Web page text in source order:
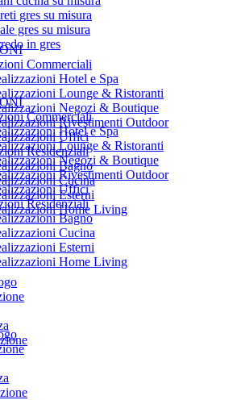
gres su misura
gres su misura
in gres
Commerciali
Hotel e Spa
Lounge & Ristoranti
Negozi & Boutique
Rivestimenti Outdoor
Uffici
Residenziali
Bagno
Cucina
Esterni
Home Living
Commerciali
Hotel e Spa
Lounge & Ristoranti
Negozi & Boutique
Rivestimenti Outdoor
Uffici
Residenziali
Bagno
Cucina
Esterni
Home Living